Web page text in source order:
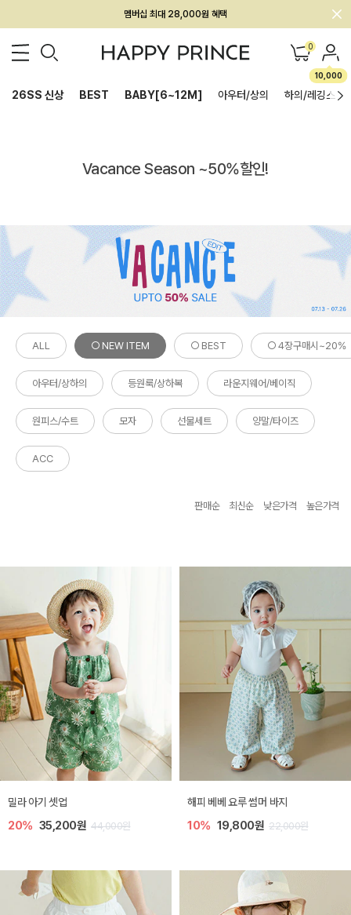
회원전용 아울렛, 가입하면 ~60% 할인!
멤버십 최대 28,000원 혜택 0
10,000
26SS 신상 BEST BABY[6~12M] 아우터/상의 하의/레깅스
Vacance Season ~50%할인!
ALL ○ NEW ITEM ○ BEST ○ 4장구매시~20%
아우터/상하의 등원룩/상하복 라운지웨어/베이직
원피스/수트 모자 선물세트 양말/타이즈
ACC
판매순 최신순 낮은가격 높은가격
밀라 아기 셋업
20% 35,200원 44,000원
해피 베베 요루 썸머 바지
10% 19,800원 22,000원